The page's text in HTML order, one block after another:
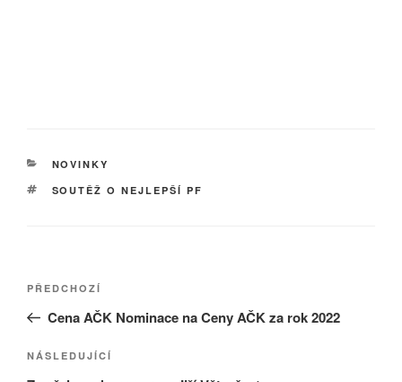
RUBRIKY
NOVINKY
ŠTÍTKY
SOUTĚŽ O NEJLEPŠÍ PF
Navigace
příspěvek
Předchozí
příspěvek
PŘEDCHOZÍ
Cena AČK Nominace na Ceny AČK za rok 2022
Následující
NÁSLEDUJÍCÍ